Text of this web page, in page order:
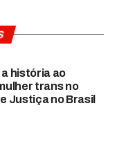
história ao
trans no
Justiça no Brasil